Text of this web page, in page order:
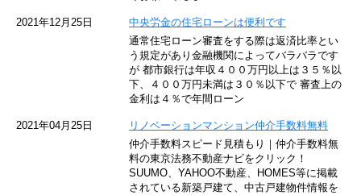
京王京王線
東京臨海高速鉄道
東急世田谷線
2021年12月25日
中央労金の住宅ローンは便利です
通常住宅ローン審査をする際は返済比率とい
う規定があり金融機関によってバラバラです
が 都市銀行は年収４００万円以上は３５％以
下、４００万円未満は３０％以下で 審査上の
金利は４％で年間ローン
2021年04月25日
リノベーションマンション仲介手数料無料
仲介手数料スピード見積もり｜仲介手数料無
料の東京法務不動産ナビをクリック！
SUUMO、YAHOO不動産、HOMES等に掲載
されている新築戸建て、中古戸建物件情報を